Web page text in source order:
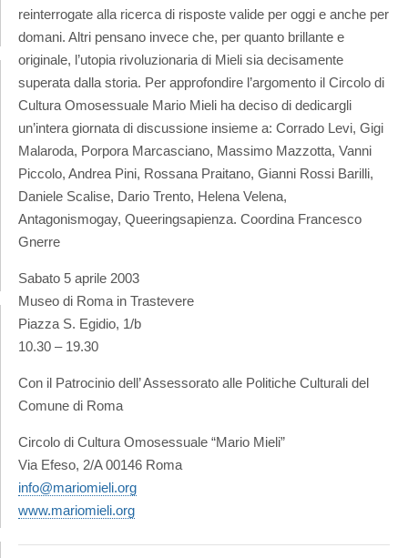
reinterrogate alla ricerca di risposte valide per oggi e anche per
domani. Altri pensano invece che, per quanto brillante e
originale, l’utopia rivoluzionaria di Mieli sia decisamente
superata dalla storia. Per approfondire l’argomento il Circolo di
Cultura Omosessuale Mario Mieli ha deciso di dedicargli
un’intera giornata di discussione insieme a: Corrado Levi, Gigi
Malaroda, Porpora Marcasciano, Massimo Mazzotta, Vanni
Piccolo, Andrea Pini, Rossana Praitano, Gianni Rossi Barilli,
Daniele Scalise, Dario Trento, Helena Velena,
Antagonismogay, Queeringsapienza. Coordina Francesco
Gnerre
Sabato 5 aprile 2003
Museo di Roma in Trastevere
Piazza S. Egidio, 1/b
10.30 – 19.30
Con il Patrocinio dell’ Assessorato alle Politiche Culturali del
Comune di Roma
Circolo di Cultura Omosessuale “Mario Mieli”
Via Efeso, 2/A 00146 Roma
info@mariomieli.org
www.mariomieli.org